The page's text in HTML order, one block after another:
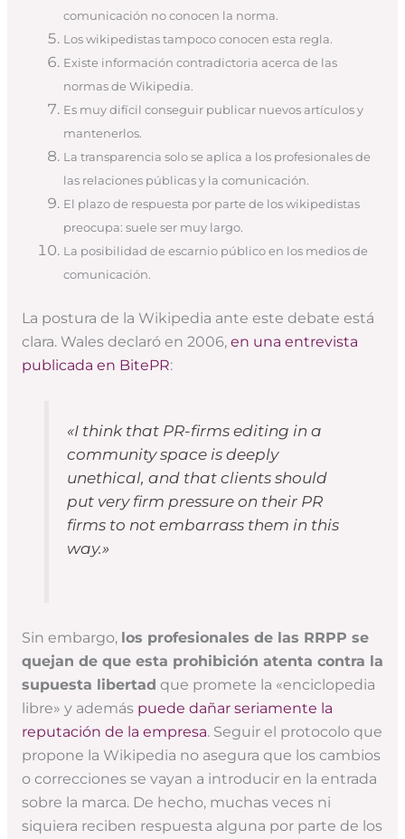
comunicación no conocen la norma.
Los wikipedistas tampoco conocen esta regla.
Existe información contradictoria acerca de las
normas de Wikipedia.
Es muy difícil conseguir publicar nuevos artículos y
mantenerlos.
La transparencia solo se aplica a los profesionales de
las relaciones públicas y la comunicación.
El plazo de respuesta por parte de los wikipedistas
preocupa: suele ser muy largo.
La posibilidad de escarnio público en los medios de
comunicación.
La postura de la Wikipedia ante este debate está
clara. Wales declaró en 2006, en una entrevista
publicada en BitePR:
«I think that PR-firms editing in a
community space is deeply
unethical, and that clients should
put very firm pressure on their PR
firms to not embarrass them in this
way.»
Sin embargo, los profesionales de las RRPP se
quejan de que esta prohibición atenta contra la
supuesta libertad que promete la «enciclopedia
libre» y además puede dañar seriamente la
reputación de la empresa. Seguir el protocolo que
propone la Wikipedia no asegura que los cambios
o correcciones se vayan a introducir en la entrada
sobre la marca. De hecho, muchas veces ni
siquiera reciben respuesta alguna por parte de los